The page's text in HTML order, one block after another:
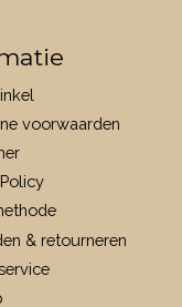
voorwaarden
& retourneren